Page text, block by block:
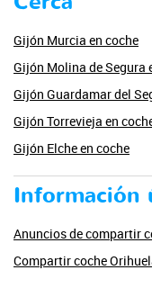
Gijón Murcia en coche
Gijón Molina de Segura
Gijón Guardamar del
Gijón Torrevieja en
Gijón Elche en coche
Información
Anuncios de compartir
Compartir coche